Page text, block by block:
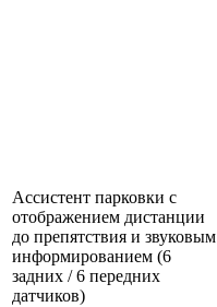
Ассистент парковки с
отображением дистанции
до препятствия и звуковым
информированием (6
задних / 6 передних
датчиков)